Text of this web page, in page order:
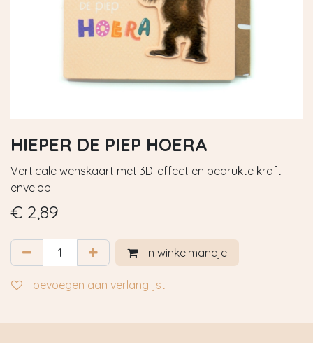
HIEPER DE PIEP HOERA
Verticale wenskaart met 3D-effect en bedrukte kraft
envelop.
€ 2,89
In winkelmandje
Toevoegen aan verlanglijst